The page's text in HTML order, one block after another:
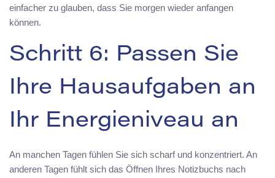
einfacher zu glauben, dass Sie morgen wieder anfangen
können.
Schritt 6: Passen Sie
Ihre Hausaufgaben an
Ihr Energieniveau an
An manchen Tagen fühlen Sie sich scharf und konzentriert. An
anderen Tagen fühlt sich das Öffnen Ihres Notizbuchs nach